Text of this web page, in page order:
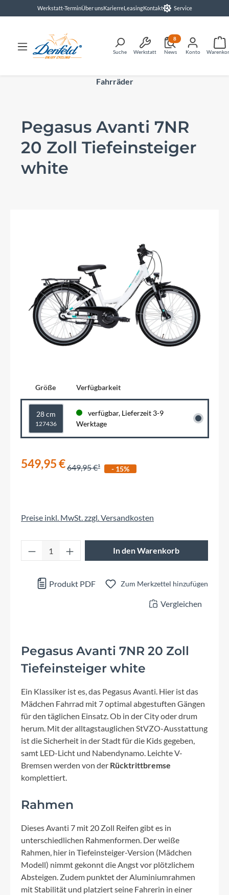
springenWerkstatt-TerminÜber unsKarierreLeasingKontakt Service
Suche Werkstatt News
8
Konto
Fahrräder
Pegasus Avanti 7NR
20 Zoll Tiefeinsteiger
white
Größe Verfügbarkeit
28 cm
127436
verfügbar, Lieferzeit 3-9
Werktage
549,95 €649,95 € - 15%
Preise inkl. MwSt. zzgl. Versandkosten
Produkt Anzahl: Gib den gewünschten
In den Warenkorb
Produkt PDF Zum Merkzettel hinzufügen
Vergleichen
Pegasus Avanti 7NR 20 Zoll
Tiefeinsteiger white
Ein Klassiker ist es, das Pegasus Avanti. Hier ist das
Mädchen Fahrrad mit 7 optimal abgestuften Gängen
für den täglichen Einsatz. Ob in der City oder drum
herum. Mit der alltagstauglichen StVZO-Ausstattung
ist die Sicherheit in der Stadt für die Kids gegeben,
samt LED-Licht und Nabendynamo. Leichte V-
Bremsen werden von der Rücktrittbremse
komplettiert.
Rahmen
Dieses Avanti 7 mit 20 Zoll Reifen gibt es in
unterschiedlichen Rahmenformen. Der weiße
Rahmen, hier in Tiefeinsteiger-Version (Mädchen
Modell) nimmt gekonnt die Angst vor plötzlichem
Absteigen. Zudem punktet der Aluminiumrahmen
mit Stabilität und platziert seine Fahrerin in einer